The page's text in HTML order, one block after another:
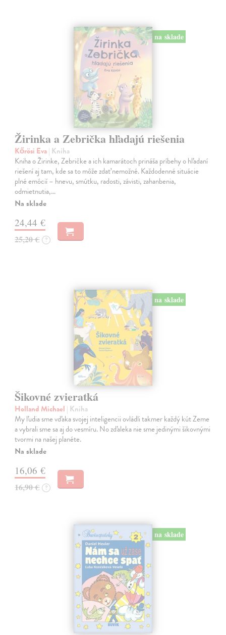
na sklade
Žirinka a Zebrička hľadajú riešenia
Kőrösi Eva| Kniha
Kniha o Žirinke, Zebričke a ich kamarátoch prináša príbehy o hľadaní
riešení aj tam, kde sa to môže zdať nemožné. Každodenné situácie
plné emócií – hnevu, smútku, radosti, závisti, zahanbenia,
odmietnutia,…
Na sklade
24,44 €
25,20 € ?
na sklade
Šikovné zvieratká
Holland Michael | Kniha
My ľudia sme vďaka svojej inteligencii ovládli takmer každý kút Zeme
a vybrali sme sa aj do vesmíru. No zďaleka nie sme jedinými šikovnými
tvormi na našej planéte.
Na sklade
16,06 €
16,90 € ?
na sklade